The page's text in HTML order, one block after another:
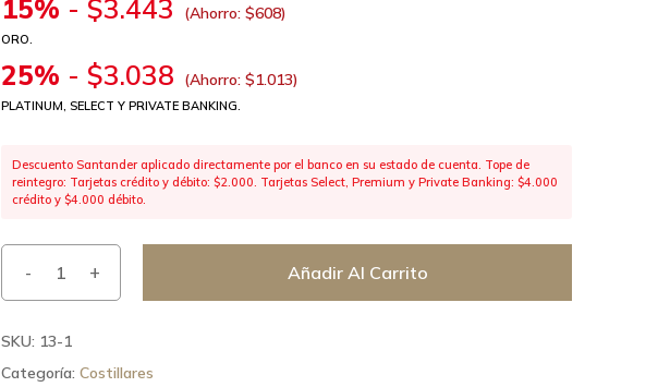
15% -$3.443 (Ahorro:$608)
ORO.
25% -$3.038 (Ahorro:$1.013)
PLATINUM, SELECT Y PRIVATE BANKING.
Descuento Santander aplicado directamente por el banco en su estado de cuenta. Tope de
reintegro: Tarjetas crédito y débito: $2.000. Tarjetas Select, Premium y Private Banking: $4.000
crédito y $4.000 débito.
Añadir Al Carrito
SKU: 13-1
Categoría:Costillares